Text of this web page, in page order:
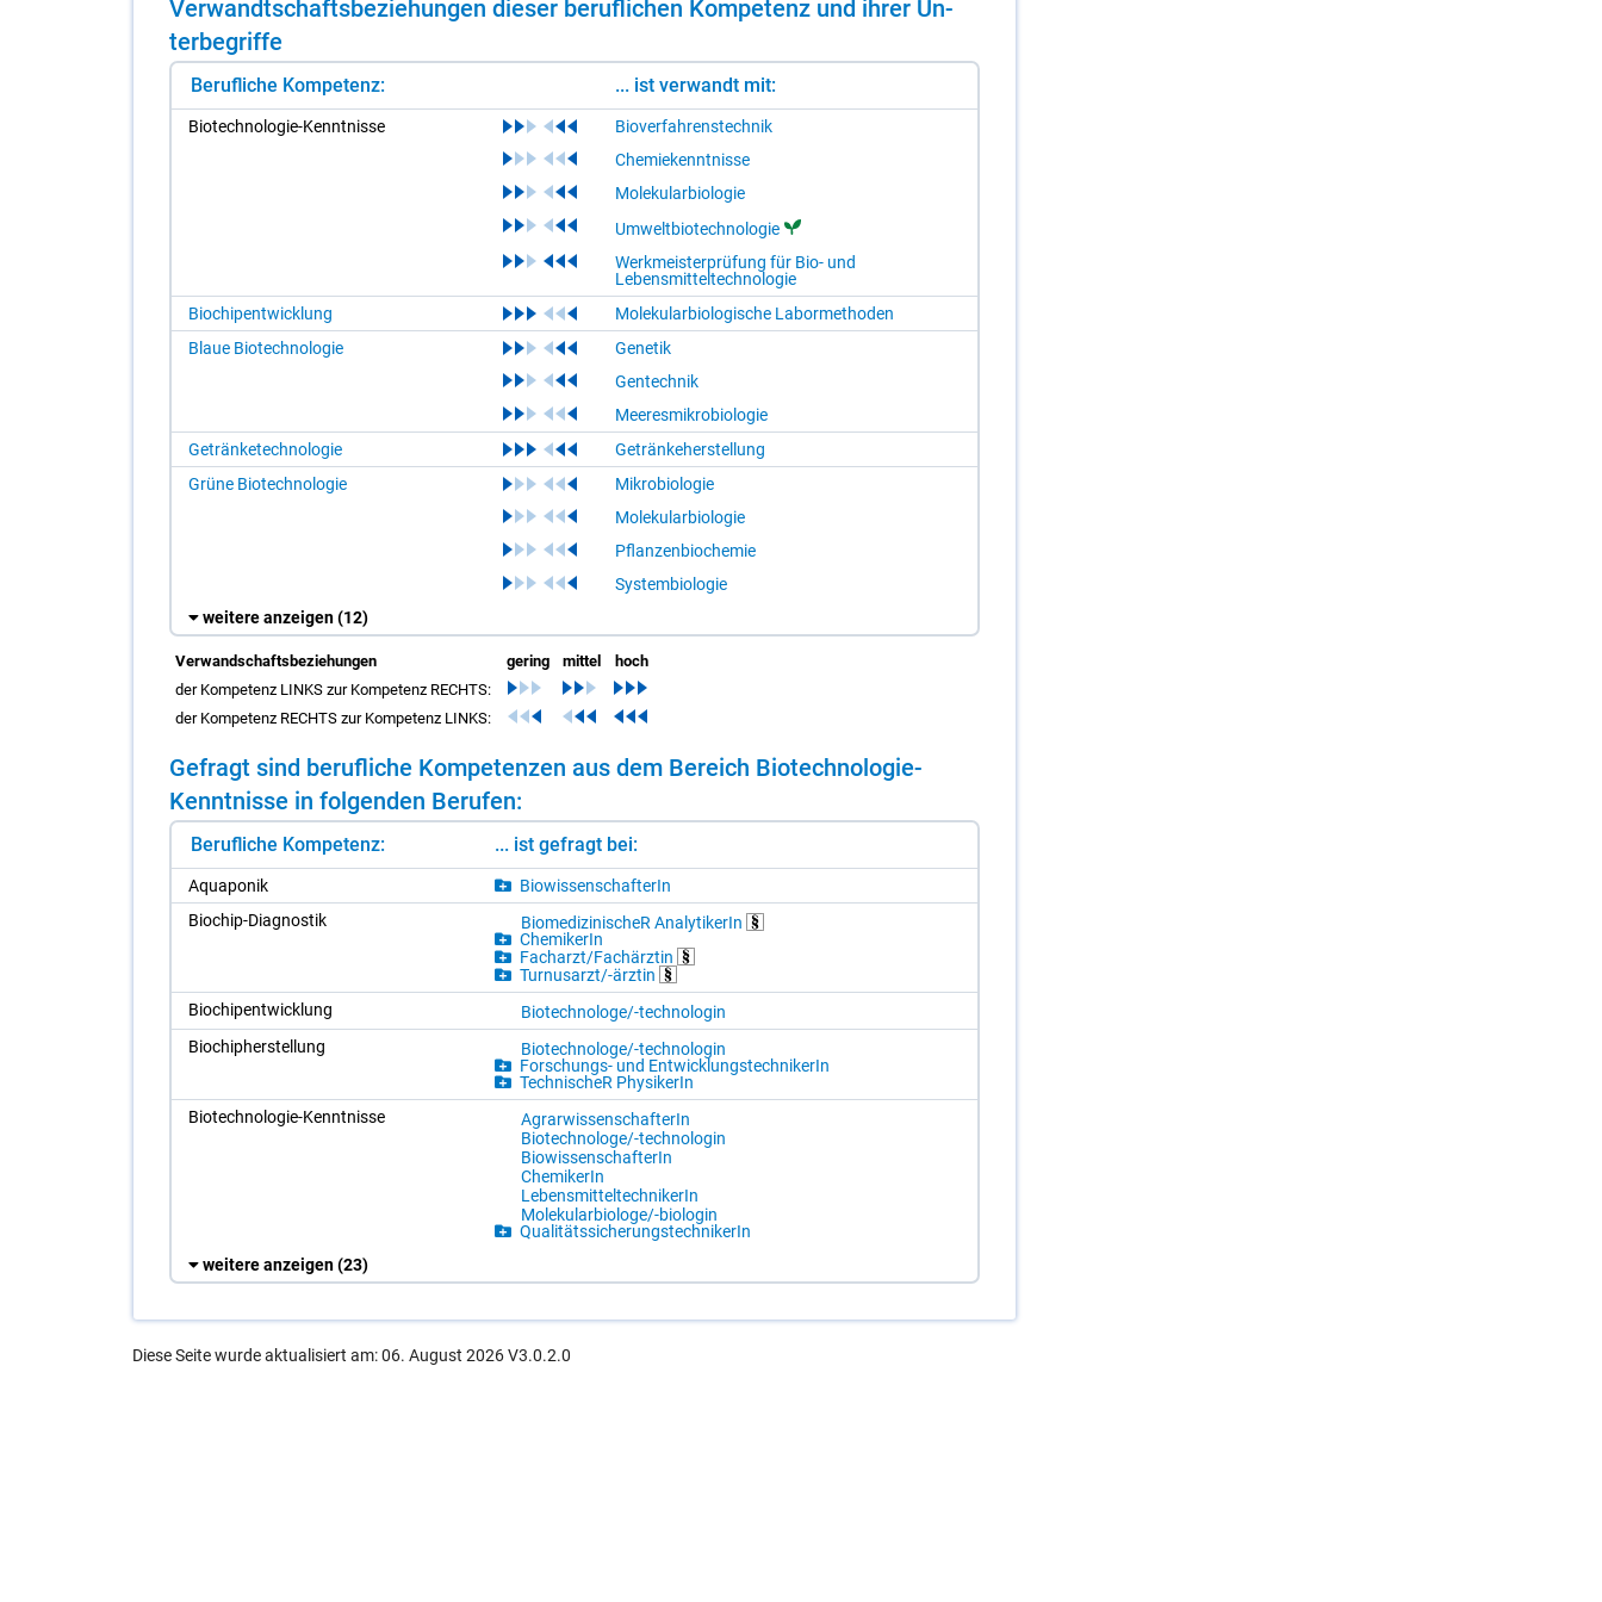
Ver­wandt­schafts­be­zie­hun­gen die­ser be­ruf­li­chen Kom­pe­tenz und ih­rer Un­
ter­be­grif­fe
Berufliche Kompetenz: ... ist verwandt mit:
Bio­tech­no­lo­gie-Kennt­nis­se
Bioverfahrenstechnik
Chemiekenntnisse
Molekularbiologie
Umweltbiotechnologie
Werkmeisterprüfung für Bio- und
Lebensmitteltechnologie
Biochipentwicklung
Molekularbiologische Labormethoden
Blaue Biotechnologie
Genetik
Gentechnik
Meeresmikrobiologie
Getränketechnologie
Getränkeherstellung
Grüne Biotechnologie
Mikrobiologie
Molekularbiologie
Pflanzenbiochemie
Systembiologie
weitere anzeigen(12)
Verwandschaftsbeziehungen gering mittel
hoch
der Kompetenz LINKS zur Kompetenz RECHTS:
der Kompetenz RECHTS zur Kompetenz LINKS:
Ge­fragt sind be­ruf­li­che Kom­pe­ten­zen aus dem Be­reich Bio­tech­no­lo­gie-
Kennt­nis­se in fol­gen­den Be­ru­fen:
Berufliche Kompetenz: ... ist gefragt bei:
Aqua­po­nik
Bio­wis­sen­schaf­te­rIn
Bio­chip-Dia­gnos­tik
Bio­me­di­zi­ni­scheR Ana­ly­ti­ke­rIn
Che­mi­ke­rIn
Fach­arzt/​Fach­ärz­tin
Tur­nus­arzt/-​ärz­tin
Bio­chi­pent­wick­lung
Bio­tech­no­lo­ge/-​tech­no­lo­gin
Bio­chip­her­stel­lung
Bio­tech­no­lo­ge/-​tech­no­lo­gin
For­schungs- und Ent­wick­lungs­tech­ni­ke­rIn
Tech­ni­scheR Phy­si­ke­rIn
Bio­tech­no­lo­gie-Kennt­nis­se
Agrar­wis­sen­schaf­te­rIn
Bio­tech­no­lo­ge/-​tech­no­lo­gin
Bio­wis­sen­schaf­te­rIn
Che­mi­ke­rIn
Le­bens­mit­tel­tech­ni­ke­rIn
Mo­le­ku­lar­bio­lo­ge/-​bio­lo­gin
Qua­li­täts­si­che­rungs­tech­ni­ke­rIn
weitere anzeigen(23)
Diese Seite wurde aktualisiert am: 06. August 2026 V3.0.2.0